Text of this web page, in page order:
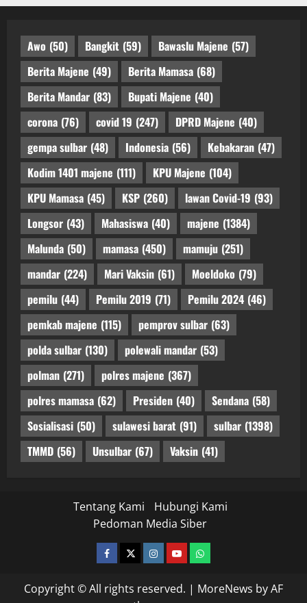
Awo (50) Bangkit (59) Bawaslu Majene (57)
Berita Majene (49) Berita Mamasa (68)
Berita Mandar (83) Bupati Majene (40)
corona (76) covid 19 (247) DPRD Majene (40)
gempa sulbar (48) Indonesia (56) Kebakaran (47)
Kodim 1401 majene (111) KPU Majene (104)
KPU Mamasa (45) KSP (260) lawan Covid-19 (93)
Longsor (43) Mahasiswa (40) majene (1384)
Malunda (50) mamasa (450) mamuju (251)
mandar (224) Mari Vaksin (61) Moeldoko (79)
pemilu (44) Pemilu 2019 (71) Pemilu 2024 (46)
pemkab majene (115) pemprov sulbar (63)
polda sulbar (130) polewali mandar (53)
polman (271) polres majene (367)
polres mamasa (62) Presiden (40) Sendana (58)
Sosialisasi (50) sulawesi barat (91) sulbar (1398)
TMMD (56) Unsulbar (67) Vaksin (41)
Tentang Kami
Hubungi Kami
Pedoman Media Siber
facebooktwitterinstagram.com
youtubewhatsapp
Copyright © All rights reserved. | MoreNews by AF